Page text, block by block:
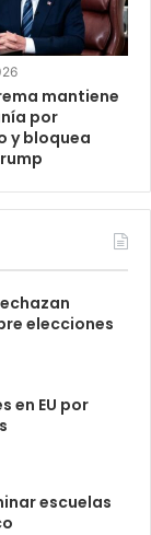
mantiene
por
y bloquea
elecciones
en EU por
escuelas